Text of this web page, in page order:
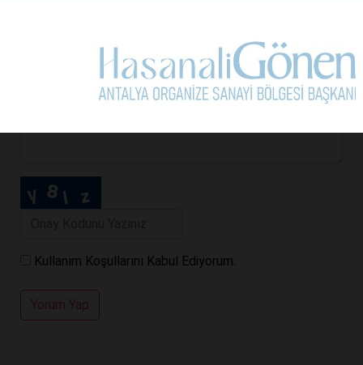
Kullanım Koşullarını Kabul Ediyorum.
Yorum Yap